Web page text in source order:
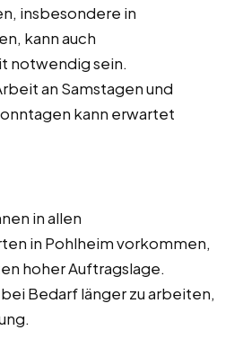
insbesondere in
kann auch
notwendig sein.
an Samstagen und
kann erwartet
in allen
in Pohlheim vorkommen,
hoher Auftragslage.
Bedarf länger zu arbeiten,